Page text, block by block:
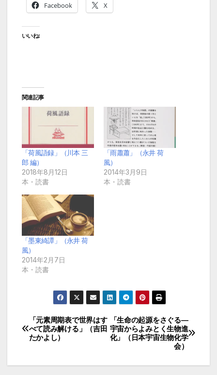
Facebook X
いいね:
関連記事
「荷風語録」（川本 三
郎 編）
2018年8月12日
本・読書
「雨蕭蕭」（永井 荷
風）
2014年3月9日
本・読書
「墨東綺譚」（永井 荷
風）
2014年2月7日
本・読書
投
稿
ナ
「生命の起源をさぐる―
宇宙からよみとく生物進
化」（日本宇宙生物化学
会）
「元素周期表で世界はす
べて読み解ける」（吉田
たかよし）